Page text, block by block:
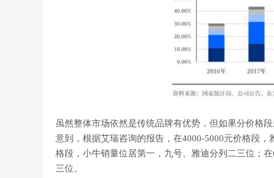
虽然整体市场依然是传统品牌有优势，但如果分价格
意到，根据艾瑞咨询的报告，在4000-5000元价格段
格段，小牛销量位居第一，九号、雅迪分列二三位；
三位。